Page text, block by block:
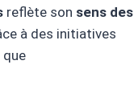
reflète son sens des
à des initiatives
que